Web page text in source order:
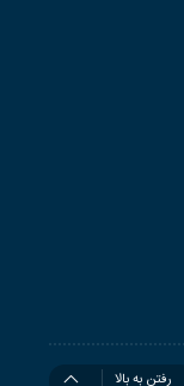
رفتن به بالا